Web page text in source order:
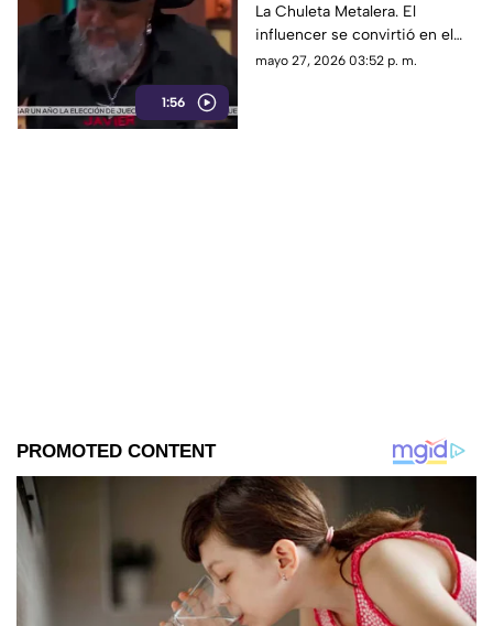
1:56
eliminado de
MasterChef
La Chuleta Metalera. El
influencer se convirtió en el
primer eliminado de
mayo 27, 2026 03:52 p. m.